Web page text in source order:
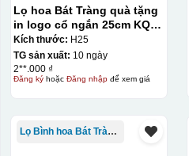
Lọ hoa Bát Tràng quà tặng
in logo cổ ngắn 25cm KQ-
LH02
Kích thước: H25
TG sản xuất: 10 ngày
2**.000 ₫
Đăng kýhoặc Đăng nhậpđể xem giá
Lọ Bình hoa Bát Tràng in logo